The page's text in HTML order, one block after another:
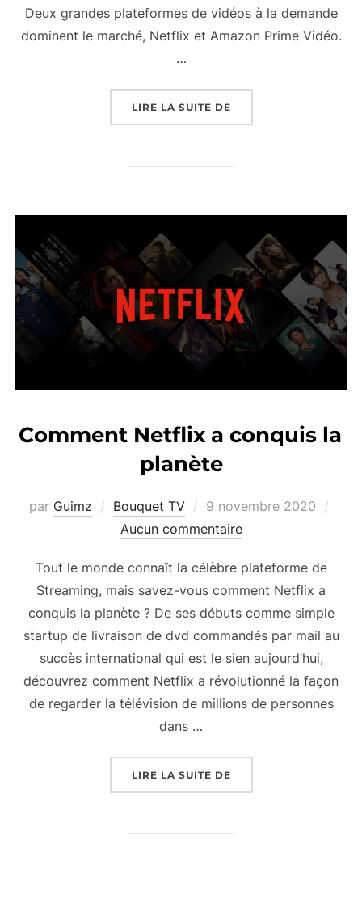
Deux grandes plateformes de vidéos à la demande
dominent le marché, Netflix et Amazon Prime Vidéo.
…
LIRE LA SUITE DE« NETFLIX OU
Comment Netflix a conquis la
planète
par Guimz Bouquet TV
Publié
le
9 novembre 2020
Aucun commentaire
Tout le monde connaît la célèbre plateforme de
Streaming, mais savez-vous comment Netflix a
conquis la planète ? De ses débuts comme simple
startup de livraison de dvd commandés par mail au
succès international qui est le sien aujourd’hui,
découvrez comment Netflix a révolutionné la façon
de regarder la télévision de millions de personnes
dans …
LIRE LA SUITE DE« COMMENT NETFLIX